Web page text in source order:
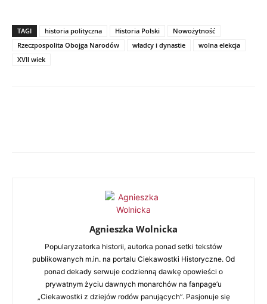
TAGI historia polityczna Historia Polski
Nowożytność
Rzeczpospolita Obojga Narodów
władcy i dynastie
wolna elekcja
XVII wiek
Agnieszka Wolnicka
Popularyzatorka historii, autorka ponad setki tekstów
publikowanych m.in. na portalu Ciekawostki Historyczne. Od
ponad dekady serwuje codzienną dawkę opowieści o
prywatnym życiu dawnych monarchów na fanpage’u
„Ciekawostki z dziejów rodów panujących”. Pasjonuje się